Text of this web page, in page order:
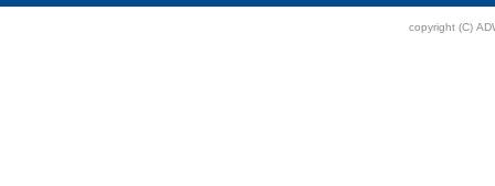
copyright (C)